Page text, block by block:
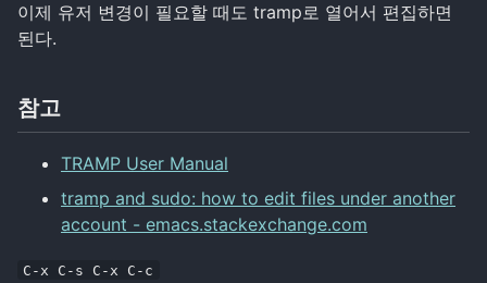
이제 유저 변경이 필요할 때도 tramp로 열어서 편집하면
된다.
참고
TRAMP User Manual
tramp and sudo: how to edit files under another
account - emacs.stackexchange.com
C-x C-s C-x C-c